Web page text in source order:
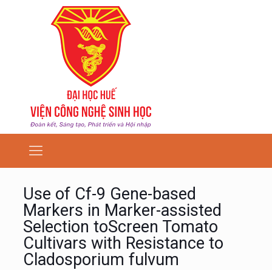
Use of Cf-9 Gene-based
Markers in Marker-assisted
Selection toScreen Tomato
Cultivars with Resistance to
Cladosporium fulvum